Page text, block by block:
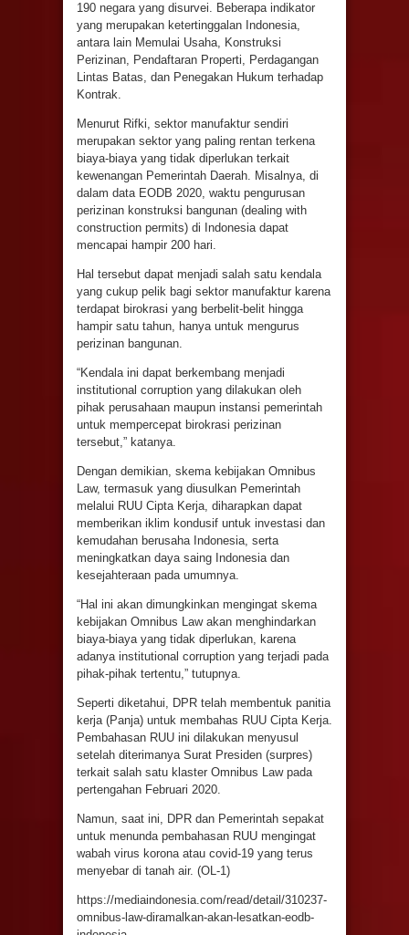
190 negara yang disurvei. Beberapa indikator
yang merupakan ketertinggalan Indonesia,
antara lain Memulai Usaha, Konstruksi
Perizinan, Pendaftaran Properti, Perdagangan
Lintas Batas, dan Penegakan Hukum terhadap
Kontrak.
Menurut Rifki, sektor manufaktur sendiri
merupakan sektor yang paling rentan terkena
biaya-biaya yang tidak diperlukan terkait
kewenangan Pemerintah Daerah. Misalnya, di
dalam data EODB 2020, waktu pengurusan
perizinan konstruksi bangunan (dealing with
construction permits) di Indonesia dapat
mencapai hampir 200 hari.
Hal tersebut dapat menjadi salah satu kendala
yang cukup pelik bagi sektor manufaktur karena
terdapat birokrasi yang berbelit-belit hingga
hampir satu tahun, hanya untuk mengurus
perizinan bangunan.
“Kendala ini dapat berkembang menjadi
institutional corruption yang dilakukan oleh
pihak perusahaan maupun instansi pemerintah
untuk mempercepat birokrasi perizinan
tersebut,” katanya.
Dengan demikian, skema kebijakan Omnibus
Law, termasuk yang diusulkan Pemerintah
melalui RUU Cipta Kerja, diharapkan dapat
memberikan iklim kondusif untuk investasi dan
kemudahan berusaha Indonesia, serta
meningkatkan daya saing Indonesia dan
kesejahteraan pada umumnya.
“Hal ini akan dimungkinkan mengingat skema
kebijakan Omnibus Law akan menghindarkan
biaya-biaya yang tidak diperlukan, karena
adanya institutional corruption yang terjadi pada
pihak-pihak tertentu,” tutupnya.
Seperti diketahui, DPR telah membentuk panitia
kerja (Panja) untuk membahas RUU Cipta Kerja.
Pembahasan RUU ini dilakukan menyusul
setelah diterimanya Surat Presiden (surpres)
terkait salah satu klaster Omnibus Law pada
pertengahan Februari 2020.
Namun, saat ini, DPR dan Pemerintah sepakat
untuk menunda pembahasan RUU mengingat
wabah virus korona atau covid-19 yang terus
menyebar di tanah air. (OL-1)
https://mediaindonesia.com/read/detail/310237-
omnibus-law-diramalkan-akan-lesatkan-eodb-